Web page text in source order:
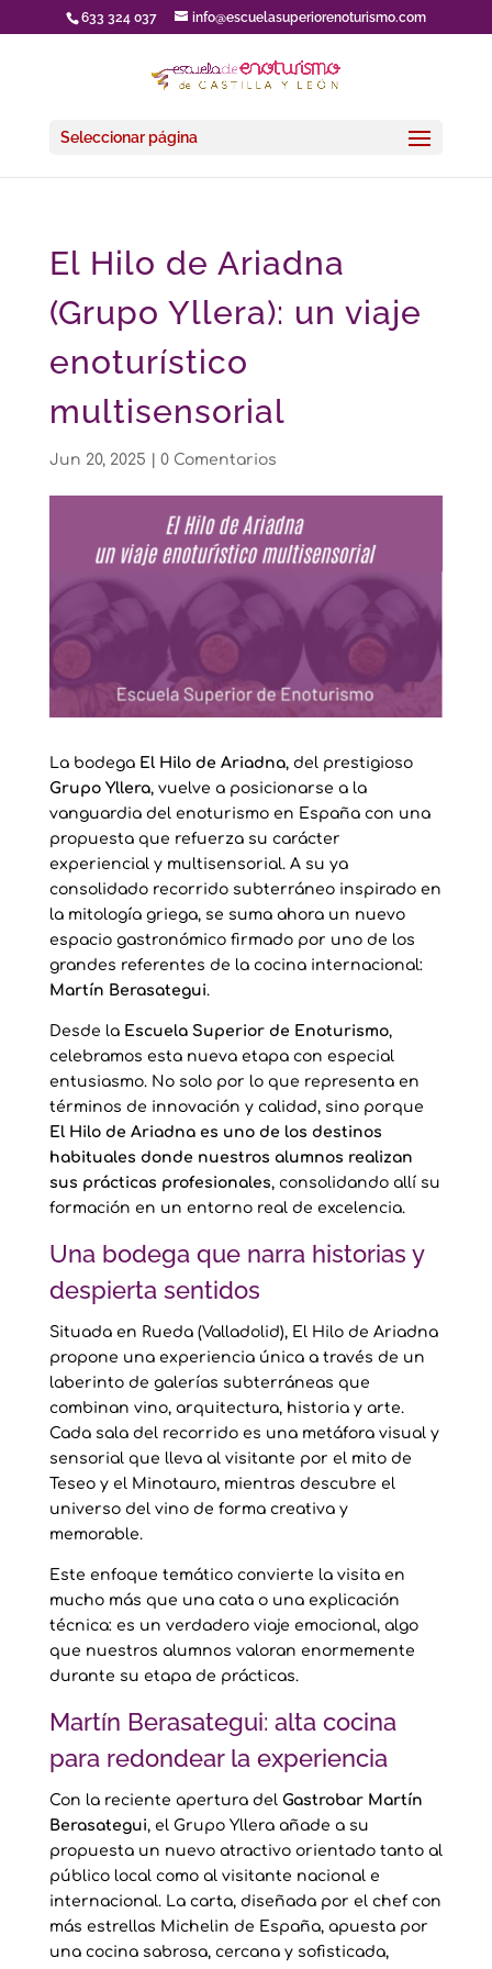
633 324 037 info@escuelasuperiorenoturismo.com
Seleccionar página
El Hilo de Ariadna
(Grupo Yllera): un viaje
enoturístico
multisensorial
Jun 20, 2025 0 Comentarios
La bodega El Hilo de Ariadna, del prestigioso
Grupo Yllera, vuelve a posicionarse a la
vanguardia del enoturismo en España con una
propuesta que refuerza su carácter
experiencial y multisensorial. A su ya
consolidado recorrido subterráneo inspirado en
la mitología griega, se suma ahora un nuevo
espacio gastronómico firmado por uno de los
grandes referentes de la cocina internacional:
Martín Berasategui.
Desde la Escuela Superior de Enoturismo,
celebramos esta nueva etapa con especial
entusiasmo. No solo por lo que representa en
términos de innovación y calidad, sino porque
El Hilo de Ariadna es uno de los destinos
habituales donde nuestros alumnos realizan
sus prácticas profesionales, consolidando allí su
formación en un entorno real de excelencia.
Una bodega que narra historias y
despierta sentidos
Situada en Rueda (Valladolid), El Hilo de Ariadna
propone una experiencia única a través de un
laberinto de galerías subterráneas que
combinan vino, arquitectura, historia y arte.
Cada sala del recorrido es una metáfora visual y
sensorial que lleva al visitante por el mito de
Teseo y el Minotauro, mientras descubre el
universo del vino de forma creativa y
memorable.
Este enfoque temático convierte la visita en
mucho más que una cata o una explicación
técnica: es un verdadero viaje emocional, algo
que nuestros alumnos valoran enormemente
durante su etapa de prácticas.
Martín Berasategui: alta cocina
para redondear la experiencia
Con la reciente apertura del Gastrobar Martín
Berasategui, el Grupo Yllera añade a su
propuesta un nuevo atractivo orientado tanto al
público local como al visitante nacional e
internacional. La carta, diseñada por el chef con
más estrellas Michelin de España, apuesta por
una cocina sabrosa, cercana y sofisticada,